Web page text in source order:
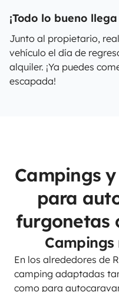
¡Todo lo bueno
Junto al propietario,
vehículo el día de
alquiler. ¡Ya puedes
escapada!
Campings
para
furgonetas
Campings
En los alrededores de
camping adaptadas
como para